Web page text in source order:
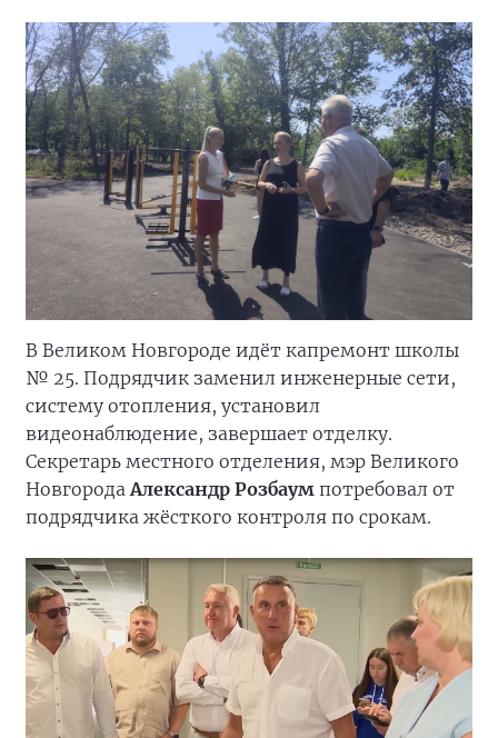
В Великом Новгороде идёт капремонт школы
№ 25. Подрядчик заменил инженерные сети,
систему отопления, установил
видеонаблюдение, завершает отделку.
Секретарь местного отделения, мэр Великого
Новгорода Александр Розбаум потребовал от
подрядчика жёсткого контроля по срокам.